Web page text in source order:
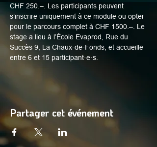
CHF 250.–. Les participants peuvent
s’inscrire uniquement à ce module ou opter
pour le parcours complet à CHF 1500.–. Le
stage a lieu à l’École Evaprod, Rue du
Succès 9, La Chaux-de-Fonds, et accueille
entre 6 et 15 participant·e·s.
Partager cet événement